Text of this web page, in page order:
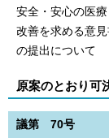
安全・安心の医
改善を求める意
の提出について
原案のとおり可
議第 70号